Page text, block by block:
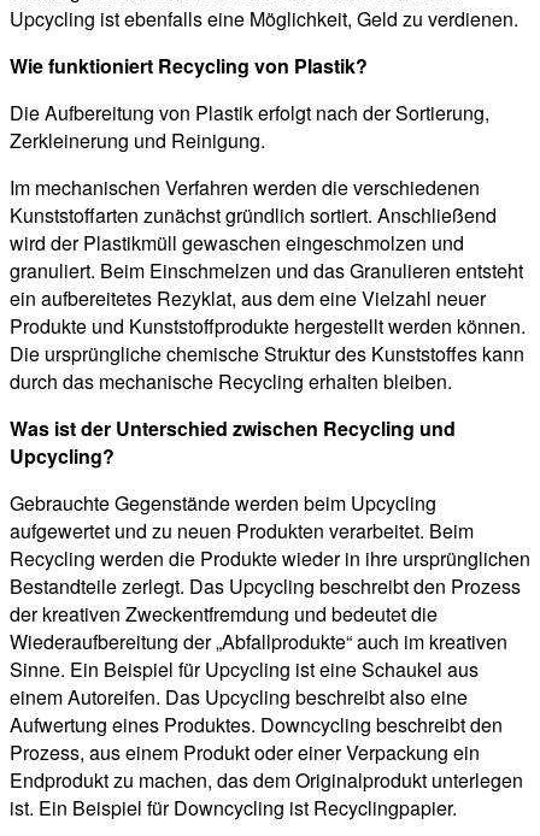
Upcycling ist ebenfalls eine Möglichkeit, Geld zu verdienen.
Wie funktioniert Recycling von Plastik?
Die Aufbereitung von Plastik erfolgt nach der Sortierung,
Zerkleinerung und Reinigung.
Im mechanischen Verfahren werden die verschiedenen
Kunststoffarten zunächst gründlich sortiert. Anschließend
wird der Plastikmüll gewaschen eingeschmolzen und
granuliert. Beim Einschmelzen und das Granulieren entsteht
ein aufbereitetes Rezyklat, aus dem eine Vielzahl neuer
Produkte und Kunststoffprodukte hergestellt werden können.
Die ursprüngliche chemische Struktur des Kunststoffes kann
durch das mechanische Recycling erhalten bleiben.
Was ist der Unterschied zwischen Recycling und
Upcycling?
Gebrauchte Gegenstände werden beim Upcycling
aufgewertet und zu neuen Produkten verarbeitet. Beim
Recycling werden die Produkte wieder in ihre ursprünglichen
Bestandteile zerlegt. Das Upcycling beschreibt den Prozess
der kreativen Zweckentfremdung und bedeutet die
Wiederaufbereitung der „Abfallprodukte“ auch im kreativen
Sinne. Ein Beispiel für Upcycling ist eine Schaukel aus
einem Autoreifen. Das Upcycling beschreibt also eine
Aufwertung eines Produktes. Downcycling beschreibt den
Prozess, aus einem Produkt oder einer Verpackung ein
Endprodukt zu machen, das dem Originalprodukt unterlegen
ist. Ein Beispiel für Downcycling ist Recyclingpapier.